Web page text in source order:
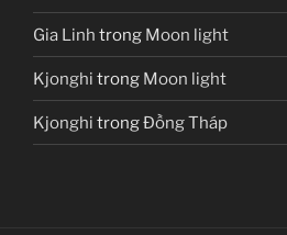
Gia Linh trong Moon light
Kjonghi trong Moon light
Kjonghi trongĐồng Tháp